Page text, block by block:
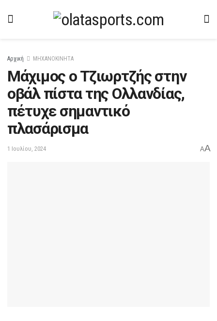
Αρχική ΜΗΧΑΝΟΚΙΝΗΤΑ
Μάχιμος ο Τζιωρτζής στην
οβάλ πίστα της Ολλανδίας,
πέτυχε σημαντικό
πλασάρισμα
1 Ιουλίου, 2024 AA